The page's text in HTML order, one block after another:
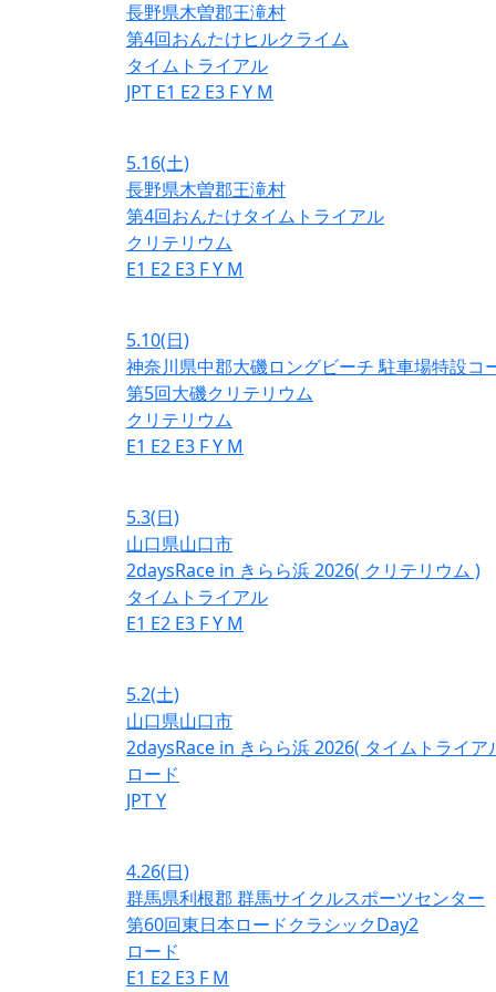
長野県木曽郡王滝村
第4回おんたけヒルクライム
タイムトライアル
JPT E1 E2 E3 FY M
5.16(土)
長野県木曽郡王滝村
第4回おんたけタイムトライアル
クリテリウム
E1 E2 E3 FY M
5.10(日)
神奈川県中郡大磯ロングビーチ 駐車場特設コ
第5回大磯クリテリウム
クリテリウム
E1 E2 E3 FY M
5.3(日)
山口県山口市
2daysRace in きらら浜 2026( クリテリウム )
タイムトライアル
E1 E2 E3 FY M
5.2(土)
山口県山口市
2daysRace in きらら浜 2026( タイムトライア
ロード
JPTY
4.26(日)
群馬県利根郡 群馬サイクルスポーツセンター
第60回東日本ロードクラシックDay2
ロード
E1 E2 E3 F M